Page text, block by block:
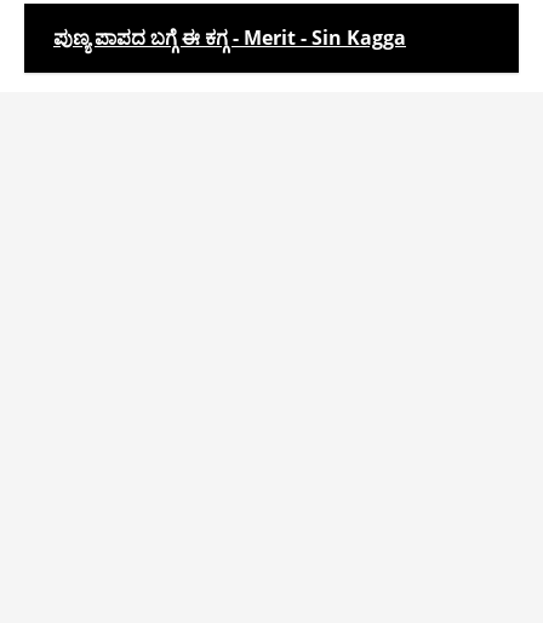
ಪುಣ್ಯ ಪಾಪದ ಬಗ್ಗೆ ಈ ಕಗ್ಗ - Merit - Sin Kagga